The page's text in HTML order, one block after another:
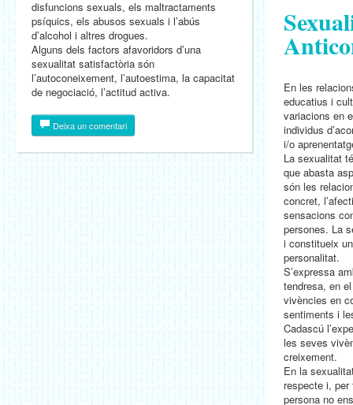
disfuncions sexuals, els maltractaments
psíquics, els abusos sexuals i l’abús
d’alcohol i altres drogues.
Alguns dels factors afavoridors d’una
sexualitat satisfactòria són
l’autoconeixement, l’autoestima, la capacitat
de negociació, l’actitud activa.
Deixa un comentari
En les
educatius i
variacions en
individus
i/o
La sexualitat
que abasta
són les
concret,
sensacions
persones. La
i constitueix
personalitat.
S’expressa
tendresa, en
vivències en
sentiments i
Cadascú
les seves
creixement.
En la
respecte i,
persona no